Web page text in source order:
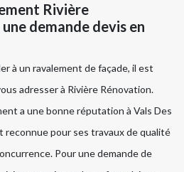
Rivière
demande devis en
à un ravalement de façade, il est
adresser à Rivière Rénovation.
a une bonne réputation à Vals Des
reconnue pour ses travaux de qualité
Pour une demande de